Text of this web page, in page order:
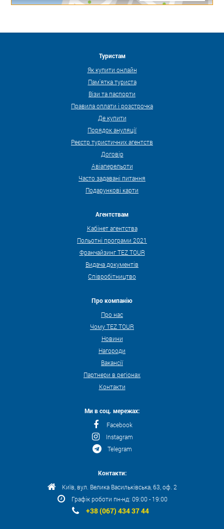
Туристам
Як купити онлайн
Пам'ятка туриста
Візи та паспорти
Правила оплати і розстрочка
Де купити
Порядок ануляції
Реєстр туристичних агентств
Договір
Авіаперельоти
Часто задавані питання
Подарункові карти
Агентствам
Кабінет агентства
Польотні програми 2021
Франчайзинг TEZ TOUR
Видача документів
Співробітництво
Про компанію
Про нас
Чому TEZ TOUR
Новини
Нагороди
Вакансії
Партнери в регіонах
Контакти
Ми в соц. мережах:
Facebook
Instagram
Telegram
Контакти:
Київ, вул. Велика Васильківська, 63, оф. 2
Графік роботи пн-нд: 09:00 - 19:00
+38 (067) 434 37 44